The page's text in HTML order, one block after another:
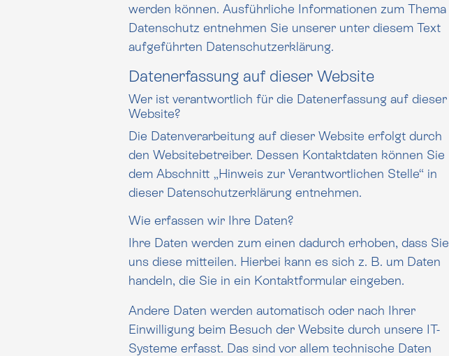
werden können. Ausführliche Informationen zum Thema
Datenschutz entnehmen Sie unserer unter diesem Text
aufgeführten Datenschutzerklärung.
Datenerfassung auf dieser Website
Wer ist verantwortlich für die Datenerfassung auf dieser
Website?
Die Datenverarbeitung auf dieser Website erfolgt durch
den Websitebetreiber. Dessen Kontaktdaten können Sie
dem Abschnitt „Hinweis zur Verantwortlichen Stelle“ in
dieser Datenschutzerklärung entnehmen.
Wie erfassen wir Ihre Daten?
Ihre Daten werden zum einen dadurch erhoben, dass Sie
uns diese mitteilen. Hierbei kann es sich z. B. um Daten
handeln, die Sie in ein Kontaktformular eingeben.
Andere Daten werden automatisch oder nach Ihrer
Einwilligung beim Besuch der Website durch unsere IT-
Systeme erfasst. Das sind vor allem technische Daten